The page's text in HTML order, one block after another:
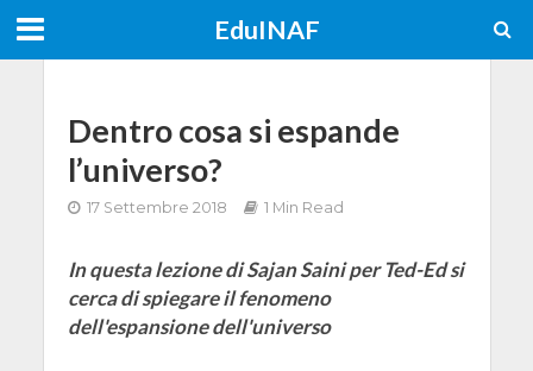
EduINAF
Dentro cosa si espande
l’universo?
17 Settembre 2018 1 Min Read
In questa lezione di Sajan Saini per Ted-Ed si
cerca di spiegare il fenomeno
dell'espansione dell'universo